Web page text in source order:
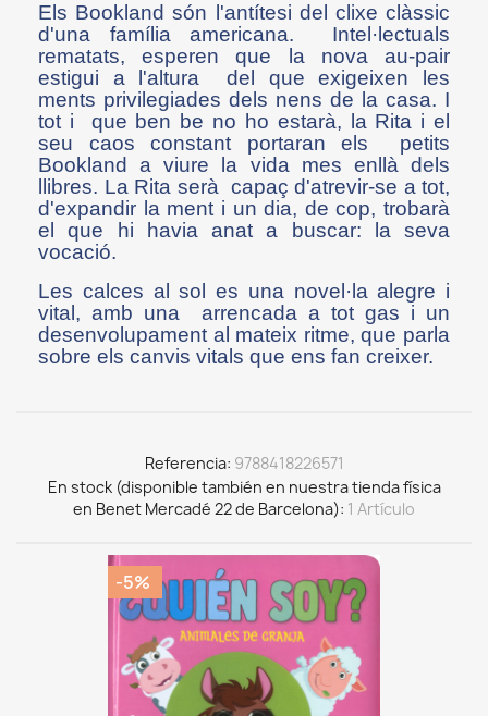
Els Bookland són l'antítesi del clixe clàssic
d'una família americana. Intel·lectuals
rematats, esperen que la nova au-pair
estigui a l'altura del que exigeixen les
ments privilegiades dels nens de la casa. I
tot i que ben be no ho estarà, la Rita i el
seu caos constant portaran els petits
Bookland a viure la vida mes enllà dels
llibres. La Rita serà capaç d'atrevir-se a tot,
d'expandir la ment i un dia, de cop, trobarà
el que hi havia anat a buscar: la seva
vocació.
Les calces al sol es una novel·la alegre i
vital, amb una arrencada a tot gas i un
desenvolupament al mateix ritme, que parla
sobre els canvis vitals que ens fan creixer.
Referencia 9788418226571
En stock (disponible también en nuestra tienda física
en Benet Mercadé 22 de Barcelona) 1 Artículo
-5%